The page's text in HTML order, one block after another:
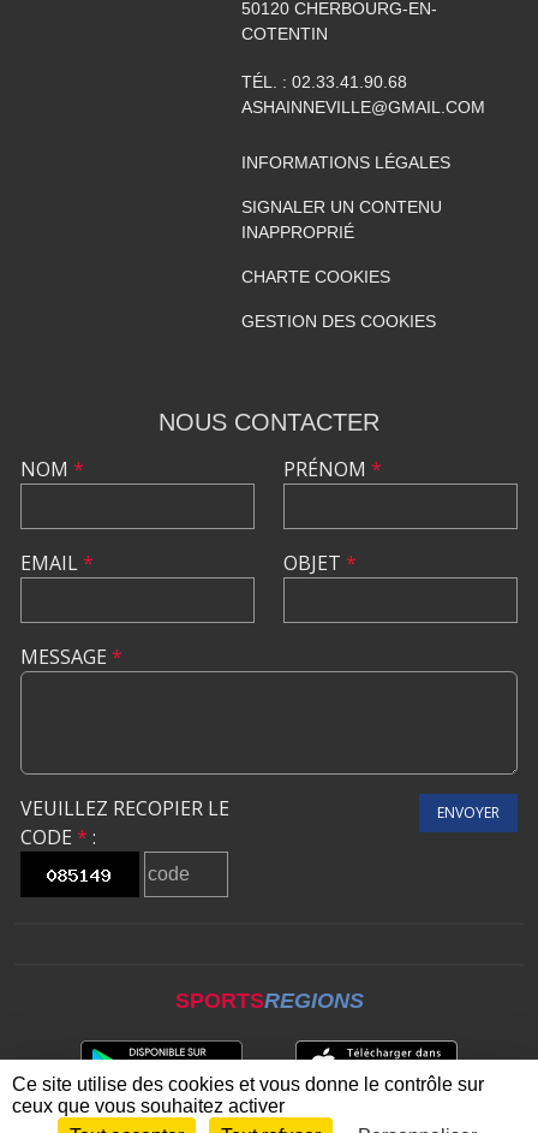
50120 CHERBOURG-EN-
COTENTIN
TÉL. : 02.33.41.90.68
ASHAINNEVILLE@GMAIL.COM
INFORMATIONS LÉGALES
SIGNALER UN CONTENU
INAPPROPRIÉ
CHARTE COOKIES
GESTION DES COOKIES
NOUS CONTACTER
NOM *
EMAIL*
PRÉNOM *
OBJET *
MESSAGE *
VEUILLEZ RECOPIER LE
CODE * :
ENVOYER
SPORTSREGIONS
Ce site utilise des cookies et vous donne le contrôle sur
ceux que vous souhaitez activer